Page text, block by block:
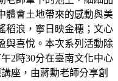
體會土地帶來的感動與美
稻浪，寧日映金穗；文心
與喜悅。本次系列活動除
2時30分在臺南文化中心
座，由蔣勳老師分享創